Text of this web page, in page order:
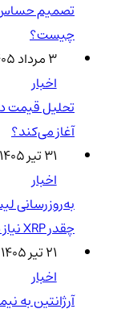
تصمیم حساس
چیست؟
۳ مرداد ۱۴۰۵
اخبار
آغاز می‌کند؟
۳۱ تیر ۱۴۰۵
اخبار
چقدر XRP نیاز دارید؟
۲۱ تیر ۱۴۰۵
اخبار